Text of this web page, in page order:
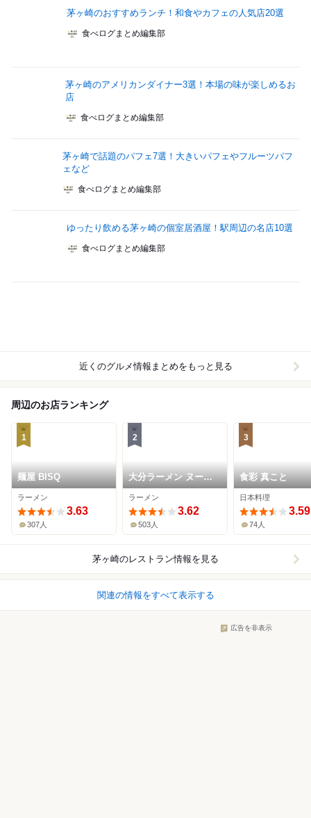
茅ヶ崎のおすすめランチ！和食やカフェの人気店20選
食べログまとめ編集部
茅ヶ崎のアメリカンダイナー3選！本場の味が楽しめるお
店
食べログまとめ編集部
茅ヶ崎で話題のパフェ7選！大きいパフェやフルーツパフ
ェなど
食べログまとめ編集部
ゆったり飲める茅ヶ崎の個室居酒屋！駅周辺の名店10選
食べログまとめ編集部
近くのグルメ情報まとめをもっと見る
周辺のお店ランキング
1
麺屋 BISQ
ラーメン
3.63
307人
2
大分ラーメン ヌード
ルワークス 茅ヶ崎店
ラーメン
3.62
503人
3
食彩 真こと
日本料理
3.59
74人
茅ヶ崎のレストラン情報を見る
関連の情報をすべて表示する
広告を非表示